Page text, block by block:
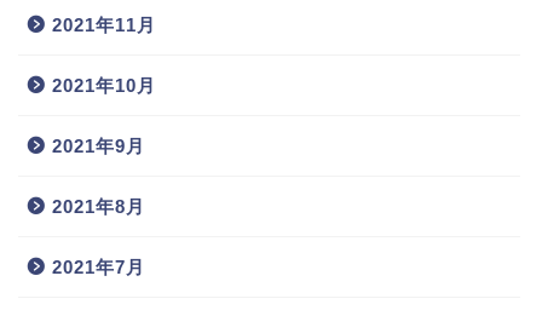
2021年11月
2021年10月
2021年9月
2021年8月
2021年7月